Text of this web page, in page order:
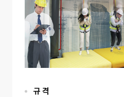
규 격